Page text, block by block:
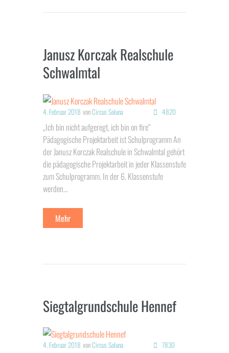
Janusz Korczak Realschule
Schwalmtal
4. Februar 2018 vonCircus Soluna 4820
„Ich bin nicht aufgeregt, ich bin on fire“
Pädagogische Projektarbeit ist Schulprogramm An
der Janusz Korczak Realschule in Schwalmtal gehört
die pädagogische Projektarbeit in jeder Klassenstufe
zum Schulprogramm. In der 6. Klassenstufe
werden...
Mehr
Siegtalgrundschule Hennef
4. Februar 2018 vonCircus Soluna 7830